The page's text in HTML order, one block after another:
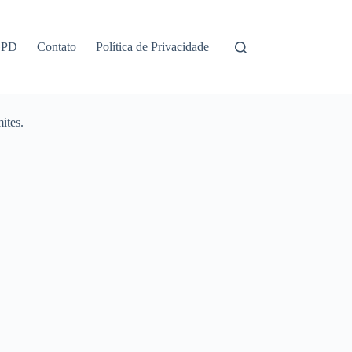
Contato Política de Privacidade